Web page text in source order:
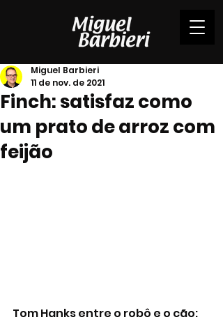
Finch: satisfaz como
um prato de arroz com
feijão
Miguel Barbieri
11 de nov. de 2021
Tom Hanks entre o robô e o cão: